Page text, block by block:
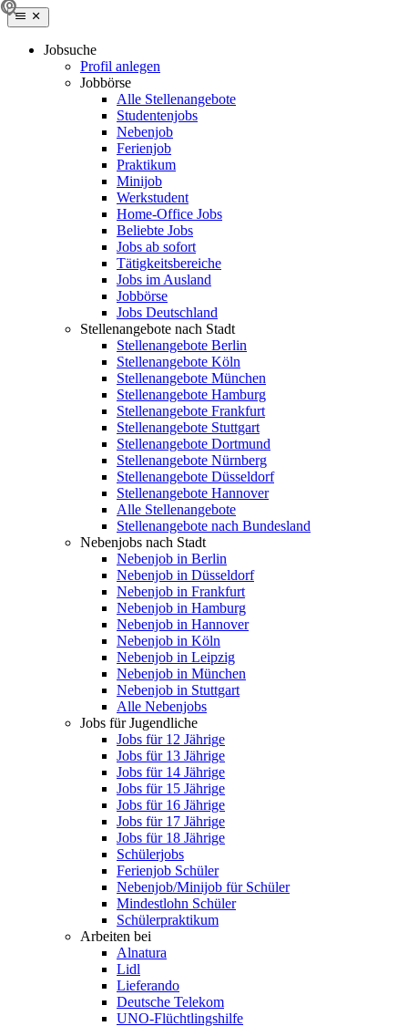
Jobsuche
Profil anlegen
Jobbörse
Alle Stellenangebote
Studentenjobs
Nebenjob
Ferienjob
Praktikum
Minijob
Werkstudent
Home-Office Jobs
Beliebte Jobs
Jobs ab sofort
Tätigkeitsbereiche
Jobs im Ausland
Jobbörse
Jobs Deutschland
Stellenangebote nach Stadt
Stellenangebote Berlin
Stellenangebote Köln
Stellenangebote München
Stellenangebote Hamburg
Stellenangebote Frankfurt
Stellenangebote Stuttgart
Stellenangebote Dortmund
Stellenangebote Nürnberg
Stellenangebote Düsseldorf
Stellenangebote Hannover
Alle Stellenangebote
Stellenangebote nach Bundesland
Nebenjobs nach Stadt
Nebenjob in Berlin
Nebenjob in Düsseldorf
Nebenjob in Frankfurt
Nebenjob in Hamburg
Nebenjob in Hannover
Nebenjob in Köln
Nebenjob in Leipzig
Nebenjob in München
Nebenjob in Stuttgart
Alle Nebenjobs
Jobs für Jugendliche
Jobs für 12 Jährige
Jobs für 13 Jährige
Jobs für 14 Jährige
Jobs für 15 Jährige
Jobs für 16 Jährige
Jobs für 17 Jährige
Jobs für 18 Jährige
Schülerjobs
Ferienjob Schüler
Nebenjob/Minijob für Schüler
Mindestlohn Schüler
Schülerpraktikum
Arbeiten bei
Alnatura
Lidl
Lieferando
Deutsche Telekom
UNO-Flüchtlingshilfe